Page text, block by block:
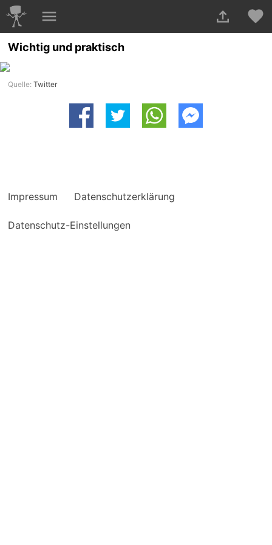
Wichtig und praktisch
Quelle:Twitter
Impressum Datenschutzerklärung
Datenschutz-Einstellungen